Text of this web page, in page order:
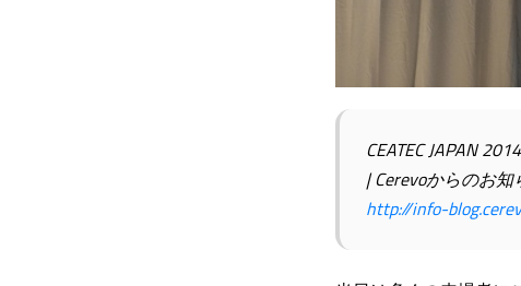
CEATEC JAPAN
| Cerevoからのお知
http://info-